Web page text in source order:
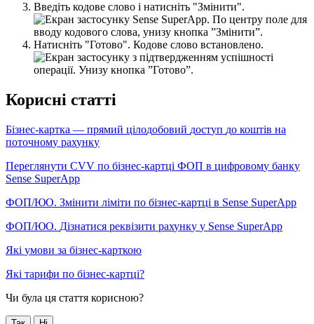
Введіть кодове слово і натисніть "Змінити".
Натисніть "Готово". Кодове слово встановлено.
Корисні статті
Бізнес-картка — прямий цілодобовий доступ до коштів на
поточному рахунку
Переглянути CVV по бізнес-картці ФОП в цифровому банку
Sense SuperApp
ФОП/ЮО. Змінити ліміти по бізнес-картці в Sense SuperApp
ФОП/ЮО. Дізнатися реквізити рахунку у Sense SuperApp
Які умови за бізнес-карткою
Які тарифи по бізнес-картці?
Чи була ця стаття корисною?